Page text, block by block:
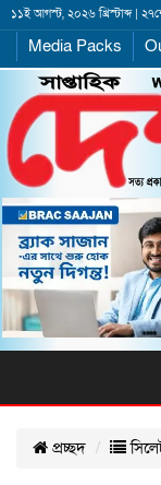
১১ই আগস্ট, ২০২৬ খ্রিস্টাব্দ |
Media Packs
প্রচ্ছদ